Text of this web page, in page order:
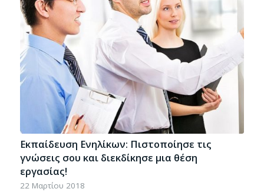
Εκπαίδευση Ενηλίκων: Πιστοποίησε τις
γνώσεις σου και διεκδίκησε μια θέση
εργασίας!
22 Μαρτίου 2018